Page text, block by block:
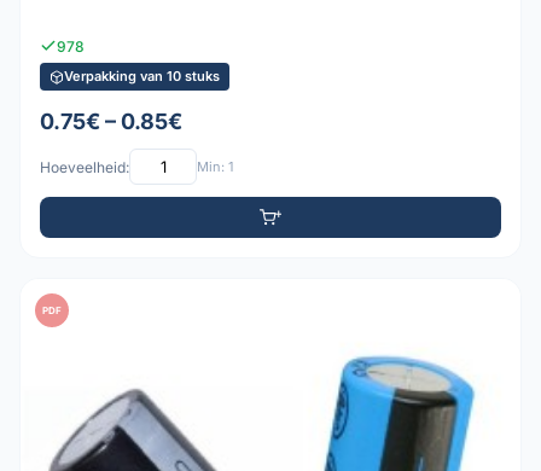
978
Verpakking van 10 stuks
0.75€ – 0.85€
Hoeveelheid: Min: 1
PDF